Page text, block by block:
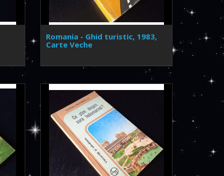
Romania - Ghid turistic, 1983,
Carte Veche